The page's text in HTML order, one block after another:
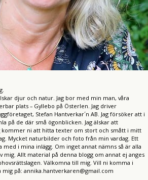
djur och natur. Jag bor med min man, våra
plats – Gyllebo på Österlen. Jag driver
Stefan Hantverkar´n AB. Jag försöker att i
på de där små ögonblicken. Jag älskar att
kommer ni att hitta texter om stort och smått i mitt
Mycket naturbilder och foto från min vardag. Ett
i mina inlägg. Om inget annat nämns så är alla
mig. Allt material på denna blogg om annat ej anges
Välkomna till mig. Vill ni komma i
på: annika.hantverkaren@gmail.com